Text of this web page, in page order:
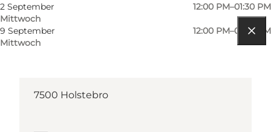
2 September
Mittwoch
12:00 PM–01:30 PM
9 September
Mittwoch
12:00 PM–01:30 PM
Route anzeigen
7500 Holstebro